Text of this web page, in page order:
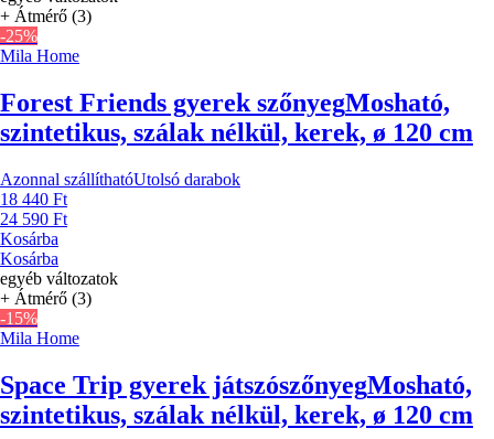
+ Átmérő (3)
-25%
Mila Home
Forest Friends gyerek szőnyegMosható,
szintetikus, szálak nélkül, kerek, ø 120 cm
Azonnal szállíthatóUtolsó darabok
18 440 Ft
24 590 Ft
Kosárba
Kosárba
egyéb változatok
+ Átmérő (3)
-15%
Mila Home
Space Trip gyerek játszószőnyegMosható,
szintetikus, szálak nélkül, kerek, ø 120 cm